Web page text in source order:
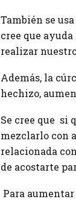
También se
cree que
realizar
Además, la
hechizo,
Se cree que si
mezclarlo con
relacionada
de acostarte
Para